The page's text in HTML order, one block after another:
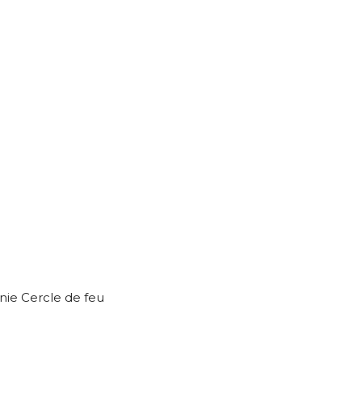
Cercle de feu